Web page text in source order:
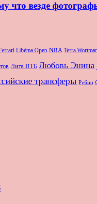
что везде
Libéma Open NBA Terra
Лига ВТБ Любовь Энина
трансферы Рубин